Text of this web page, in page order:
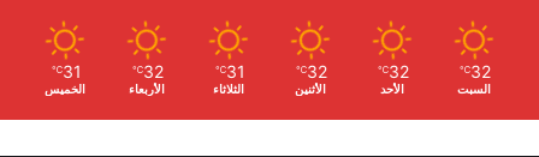
32
℃
السبت
32
℃
الأحد
32
℃
الأثنين
31
℃
الثلاثاء
32
℃
الأربعاء
31
℃
الخميس